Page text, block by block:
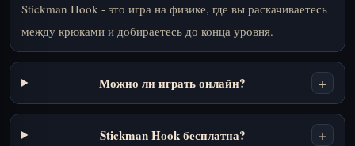
Stickman Hook - это игра на физике, где вы раскачиваетесь
между крюками и добираетесь до конца уровня.
Можно ли играть онлайн? +
Stickman Hook бесплатна? +